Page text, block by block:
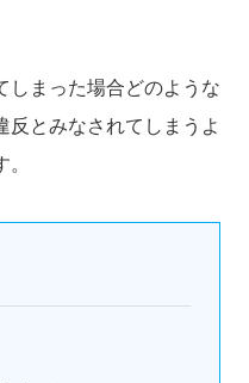
しまった場合どのような
反とみなされてしまうよ